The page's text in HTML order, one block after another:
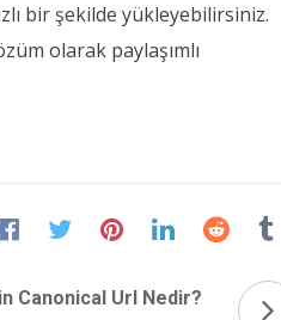
bir şekilde yükleyebilirsiniz.
olarak paylaşımlı
Canonical Url Nedir?